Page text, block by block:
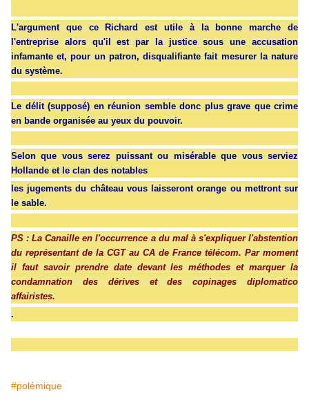
L'argument que ce Richard est utile à la bonne marche de
l'entreprise alors qu'il est par la justice sous une accusation
infamante et, pour un patron, disqualifiante fait mesurer la nature
du système.
Le délit (supposé) en réunion semble donc plus grave que crime
en bande organisée au yeux du pouvoir.
Selon que vous serez puissant ou misérable que vous serviez
Hollande et le clan des notables
les jugements du château vous laisseront orange ou mettront sur
le sable.
PS : La Canaille en l'occurrence a du mal à s'expliquer l'abstention
du représentant de la CGT au CA de France télécom. Par moment
il faut savoir prendre date devant les méthodes et marquer la
condamnation des dérives et des copinages diplomatico
affairistes.
.
#polémique